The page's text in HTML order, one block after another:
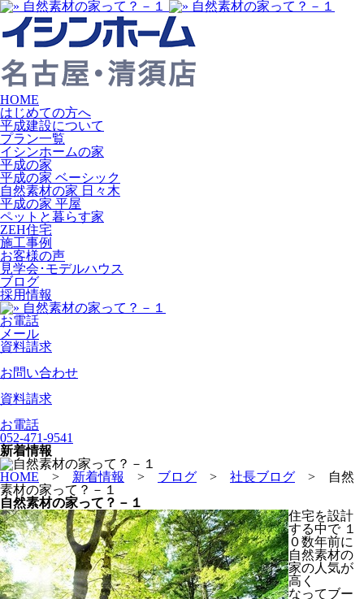
HOME
はじめての方へ
平成建設について
プラン一覧
イシンホームの家
平成の家
平成の家 ベーシック
自然素材の家 日々木
平成の家 平屋
ペットと暮らす家
ZEH住宅
施工事例
お客様の声
見学会･モデルハウス
ブログ
採用情報
お電話
メール
資料請求
お問い合わせ
資料請求
お電話
052-471-9541
新着情報
HOME > 新着情報 > ブログ > 社長ブログ >
自然
素材の家って？－１
自然素材の家って？－１
住宅を設計
する中で １
０数年前に
自然素材の
家の人気が
高く
なってブー